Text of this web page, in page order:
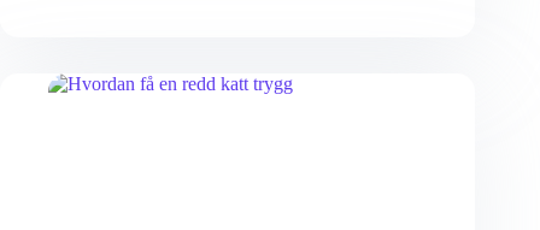
Katteår
Til